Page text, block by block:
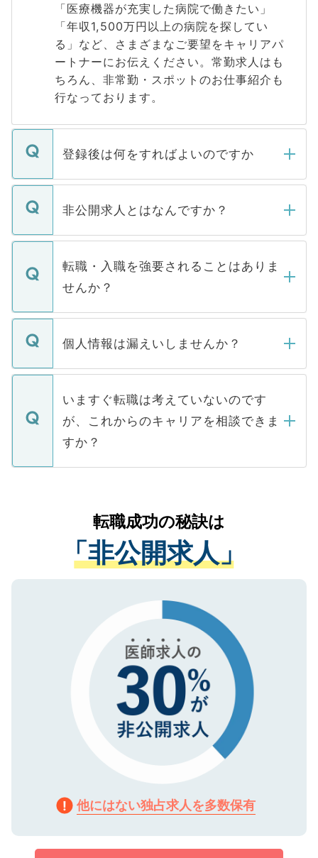
「医療機器が充実した病院で働きたい」
「年収1,500万円以上の病院を探してい
る」など、さまざまなご要望をキャリアパ
ートナーにお伝えください。常勤求人はも
ちろん、非常勤・スポットのお仕事紹介も
行なっております。
登録後は何をすればよいのですか
ご登録いただきましたら、弊社担当者がご
登録内容を確認し、その後メールもしくは
ます。通常、5営業日以内にはご連絡をせて
いただきますので、しばらくお待ちくださ
い。
非公開求人とはなんですか？
マイナビDOCTORで取り扱っている求人の
うち約3割は、Webサイトからご覧いただ
けない「非公開求人」です。非公開求人は
下記の理由によって、一般には公開してい
ません。
■応募殺到を避けるため 人気のある医療機
関を公にしてしまうと、応募が殺到する場
に、医療機関が求める条件に合った人材の
みを人材紹介会社に依頼するケースが増え
ています。
転職・入職を強要されることはありま
せんか？
転職・入職を強要することは一切ありませ
ん。また、仮に応募先から内定をいただい
定を承諾する必要はありません。内定先へ
の辞退の連絡はキャリアパートナーが行い
ますので、ご安心ください。
個人情報は漏えいしませんか？
個人情報が漏えいすることはありませんの
で、ご安心ください。当サイトからの登録
などで収集したご登録者様の個人情報は、
ご本人のキャリアアップおよび転職活動の
支援を目的に使用いたします。お預かりし
ているすべての個人データはご本人の許可
は、個人情報の取り扱いについての厳密な
管理基準を満たした事業者のみに付与され
る、プライバシーマークを取得済みです。
ご登録いただいた個人情報は、SSL（デー
で、機密保持に関してもご安心ください。
いますぐ転職は考えていないのです
が、これからのキャリアを相談できま
すか？
かがいして、現在の医療機関の状況や紹介
経験をまじえながら、適切なアドバイスを
させていただきます。すぐにご転職をされ
ない方には、長期的なサポートが可能です
ので、まずはご登録ください。
転職成功の秘訣は
「非公開求人」
他にはない独占求人を多数保有